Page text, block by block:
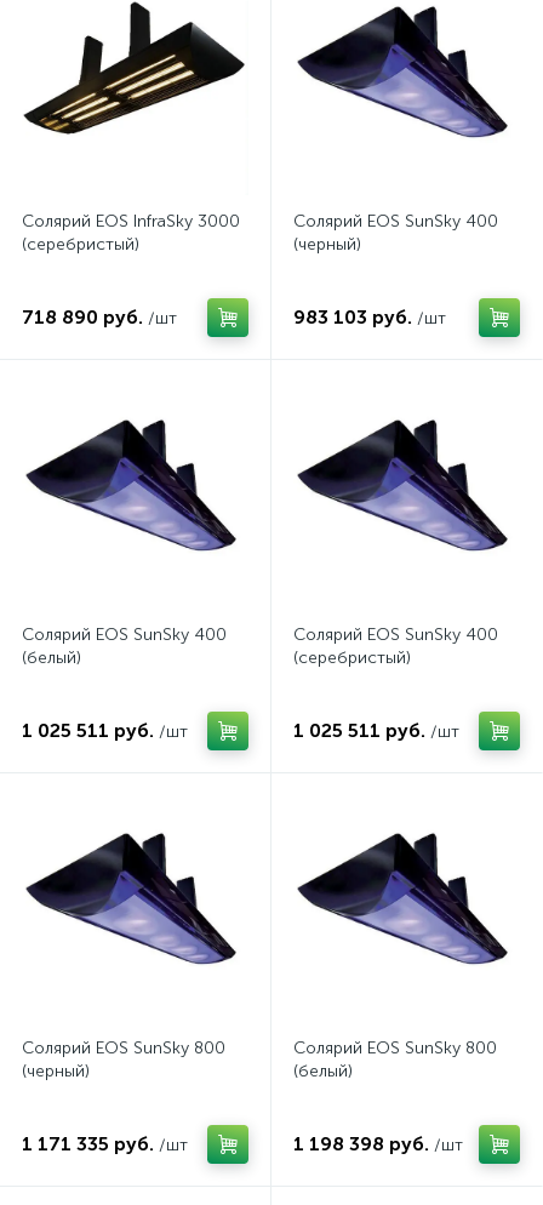
Солярий EOS InfraSky 3000
(серебристый)
718 890 руб. /шт
Солярий EOS SunSky 400
(черный)
983 103 руб. /шт
Солярий EOS SunSky 400
(белый)
1 025 511 руб. /шт
Солярий EOS SunSky 400
(серебристый)
1 025 511 руб. /шт
Солярий EOS SunSky 800
(черный)
1 171 335 руб. /шт
Солярий EOS SunSky 800
(белый)
1 198 398 руб. /шт